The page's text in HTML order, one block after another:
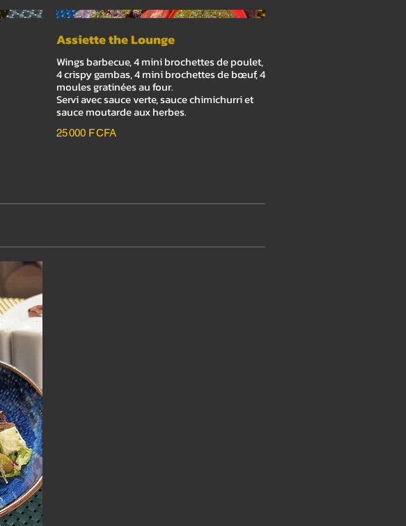
Assiette the Lounge
Wings barbecue, 4 mini brochettes de poulet,
4 crispy gambas, 4 mini brochettes de bœuf, 4
moules gratinées au four.
Servi avec sauce verte, sauce chimichurri et
sauce moutarde aux herbes.
25 000 F CFA